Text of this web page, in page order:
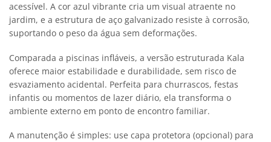
acessível. A cor azul vibrante cria um visual atraente no
jardim, e a estrutura de aço galvanizado resiste à corrosão,
suportando o peso da água sem deformações.
Comparada a piscinas infláveis, a versão estruturada Kala
oferece maior estabilidade e durabilidade, sem risco de
esvaziamento acidental. Perfeita para churrascos, festas
infantis ou momentos de lazer diário, ela transforma o
ambiente externo em ponto de encontro familiar.
A manutenção é simples: use capa protetora (opcional) para